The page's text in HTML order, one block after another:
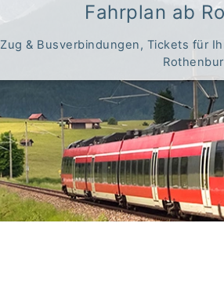
Fahrplan ab
Zug & Busverbindungen, Tickets für